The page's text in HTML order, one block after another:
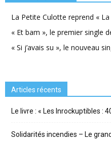
La Petite Culotte reprend «
« Et bam », le premier single
« Si j’avais su », le nouveau
Articles récents
Le livre : « Les Inrockuptibles :
Solidarités incendies – Le